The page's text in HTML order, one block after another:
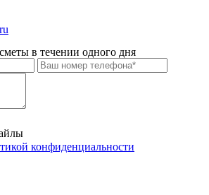
в течении одного дня
конфиденциальности